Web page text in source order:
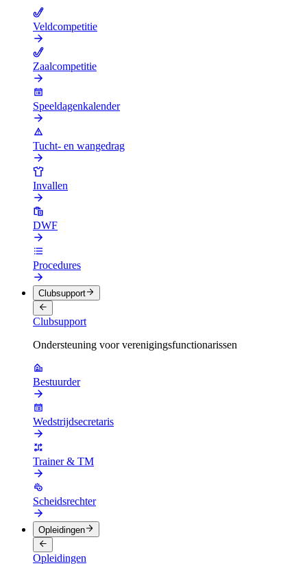
Veldcompetitie
Zaalcompetitie
Speeldagenkalender
Tucht- en wangedrag
Invallen
DWF
Procedures
Clubsupport
Clubsupport
Ondersteuning voor verenigingsfunctionarissen
Bestuurder
Wedstrijdsecretaris
Trainer & TM
Scheidsrechter
Opleidingen
Opleidingen